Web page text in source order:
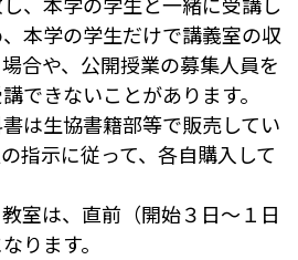
本学の学生だけで講義室の収
合や、公開授業の募集人員を
できないことがあります。
は生協書籍部等で販売してい
指示に従って、各自購入して
室は、直前（開始３日～１日
ります。